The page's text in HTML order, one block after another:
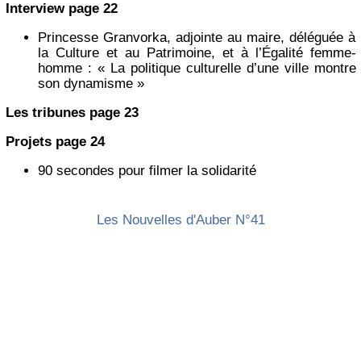
Interview page 22
Princesse Granvorka, adjointe au maire, déléguée à
la Culture et au Patrimoine, et à l’Égalité femme-
homme : « La politique culturelle d’une ville montre
son dynamisme »
Les tribunes page 23
Projets page 24
90 secondes pour filmer la solidarité
Les Nouvelles d'Auber N°41